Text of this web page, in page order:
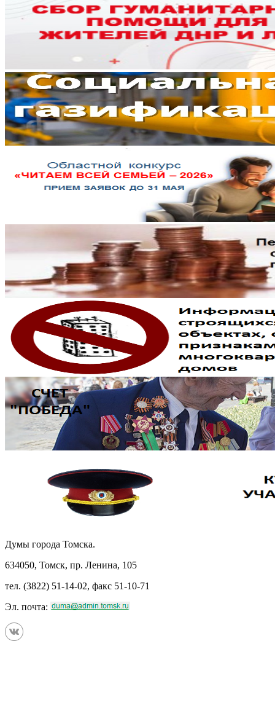
Думы города Томска.
634050, Томск, пр. Ленина, 105
тел. (3822) 51-14-02, факс 51-10-71
Эл. почта: